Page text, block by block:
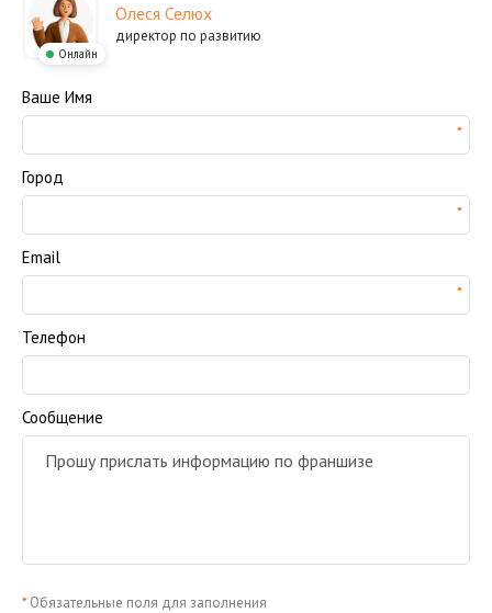
Онлайн
Олеся Селюх
директор по развитию
Ваше Имя
Город
Email
Телефон
Сообщение
* Обязательные поля для заполнения